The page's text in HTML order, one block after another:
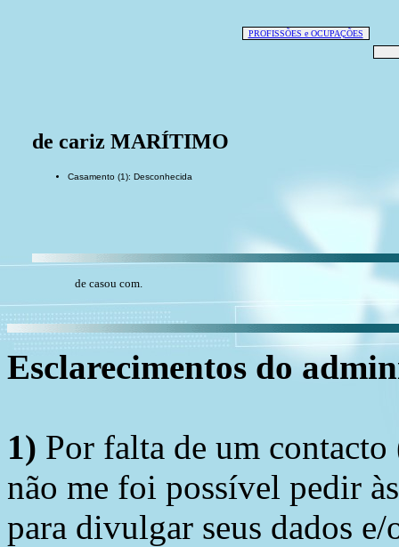
PROFISSÕES e OCUPAÇÕES
de cariz MARÍTIMO
Casamento (1): Desconhecida
de casou com.
Esclarecimentos do
1) Por falta de um
não me foi possível pedir
para divulgar seus dados